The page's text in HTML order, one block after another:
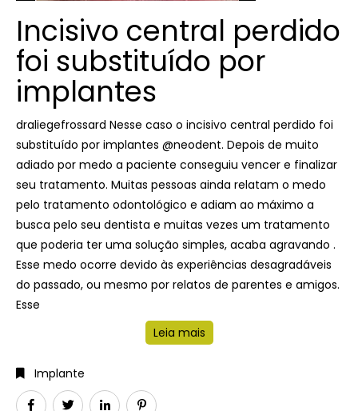
Incisivo central perdido
foi substituído por
implantes
draliegefrossard Nesse caso o incisivo central perdido foi
substituído por implantes @neodent. Depois de muito
adiado por medo a paciente conseguiu vencer e finalizar
seu tratamento. Muitas pessoas ainda relatam o medo
pelo tratamento odontológico e adiam ao máximo a
busca pelo seu dentista e muitas vezes um tratamento
que poderia ter uma solução simples, acaba agravando .
Esse medo ocorre devido às experiências desagradáveis
do passado, ou mesmo por relatos de parentes e amigos.
Esse
Leia mais
Implante